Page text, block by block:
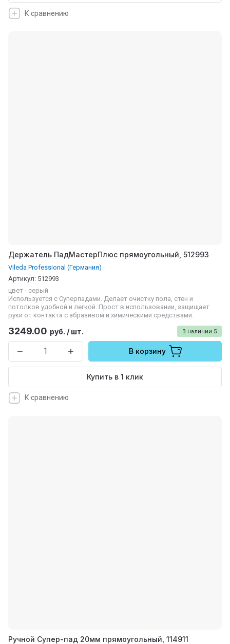
К сравнению
Держатель ПадМастерПлюс прямоугольный, 512993
Vileda Professional (Германия)
Артикул: 512993
цвет - серый
Используется с Суперпадами. Делает очистку пола, стен и
потолков удобной и легкой. Прост в использовании, защищает
руки от контакта с абразивом и химическими средствами.
В наличии 5
3249.00 руб. / шт.
В корзину
Купить в 1 клик
К сравнению
Ручной Супер-пад 20мм прямоугольный, 114911